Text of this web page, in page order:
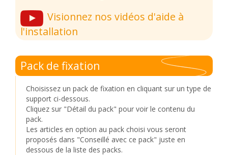
Visionnez nos vidéos d'aide à
l'installation
Pack de fixation
Choisissez un pack de fixation en cliquant sur un type de
support ci-dessous.
Cliquez sur "Détail du pack" pour voir le contenu du
pack.
Les articles en option au pack choisi vous seront
proposés dans "Conseillé avec ce pack" juste en
dessous de la liste des packs.